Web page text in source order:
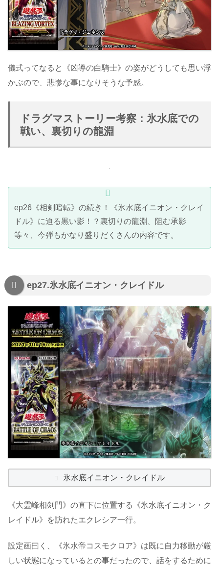
儀式ってなると《凶導の白騎士》の姿がどうしても思い浮
かぶので、悲惨な事になりそうな予感。
ドラグマストーリー考察：氷水底での
戦い、裏切りの龍淵
ep26《相剣暗転》の続き！《氷水底イニオン・クレイ
ドル》に迫る黒い影！？裏切りの龍淵、阻む承影
等々、今弾もかなり盛りだくさんの内容です。
ep27.氷水底イニオン・クレイドル
氷水底イニオン・クレイドル
《大霊峰相剣門》の直下に位置する《氷水底イニオン・ク
レイドル》を訪れたエクレシア一行。
設定画曰く、《氷水帝コスモクロア》は既に自力移動が厳
しい状態になっているとの事だったので、話をするために